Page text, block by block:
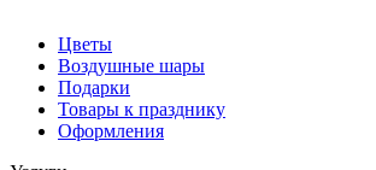
Цветы
Воздушные шары
Подарки
Товары к празднику
Оформления